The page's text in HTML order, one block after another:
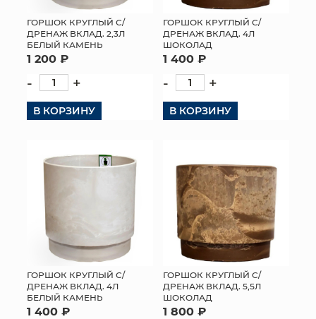
ГОРШОК КРУГЛЫЙ С/
ДРЕНАЖ ВКЛАД. 2,3Л
БЕЛЫЙ КАМЕНЬ
1 200 ₽
- +
В КОРЗИНУ
ГОРШОК КРУГЛЫЙ С/
ДРЕНАЖ ВКЛАД. 4Л
ШОКОЛАД
1 400 ₽
- +
В КОРЗИНУ
ГОРШОК КРУГЛЫЙ С/
ДРЕНАЖ ВКЛАД. 4Л
БЕЛЫЙ КАМЕНЬ
1 400 ₽
ГОРШОК КРУГЛЫЙ С/
ДРЕНАЖ ВКЛАД. 5,5Л
ШОКОЛАД
1 800 ₽